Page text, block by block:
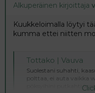
Alkuperäinen kirjoittaja
Kuukkeloimalla löytyi
kumma ettei niitten
Tottako | Vauva
Suolestani suhahti,
polttaa, ei auta vaikka
pöksyihini putkahti ja